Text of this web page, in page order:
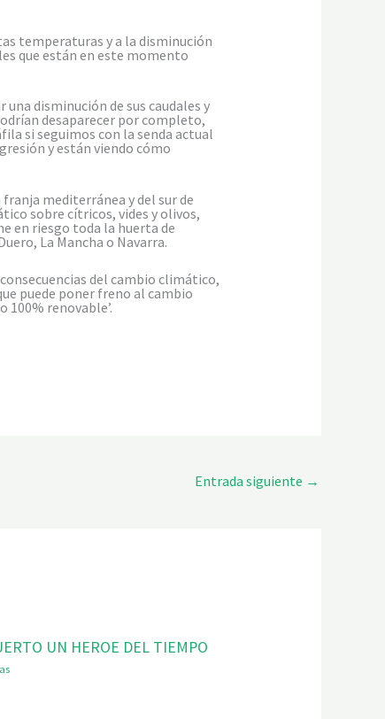
temperaturas y a la disminución
que están en este momento
disminución de sus caudales y
desaparecer por completo,
si seguimos con la senda actual
y están viendo cómo
mediterránea y del sur de
sobre cítricos, vides y olivos,
en riesgo toda la huerta de
La Mancha o Navarra.
del cambio climático,
puede poner freno al cambio
100% renovable’.
Entrada siguiente →
UN HEROE DEL TIEMPO